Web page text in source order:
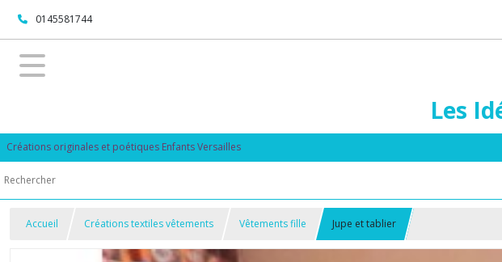
0145581744
Les
Créations originales et poétiques Enfants Versailles
Accueil Créations textiles vêtements Vêtements fille Jupe et tablier